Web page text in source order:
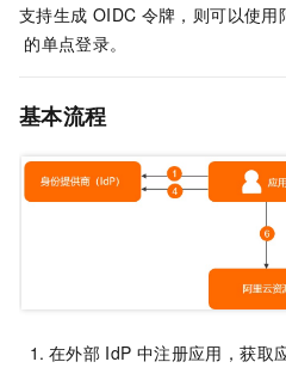
支持生成 OIDC 令牌，则可以使用
的单点登录。
基本流程
在外部 IdP 中注册应用，获取